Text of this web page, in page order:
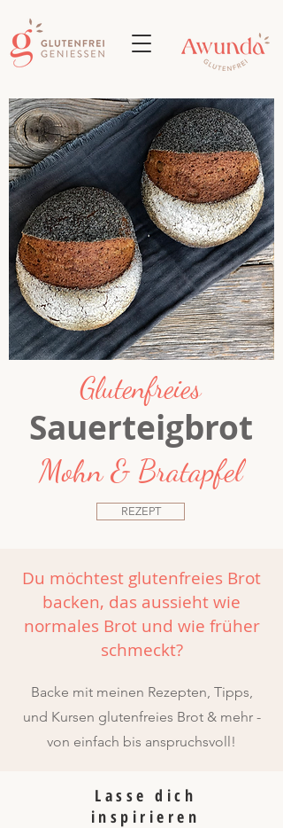
Glutenfreies
Sauerteigbrot
Mohn & Bratapfel
REZEPT
Du möchtest glutenfreies Brot
backen, das aussieht wie
normales Brot und wie früher
schmeckt?
Backe mit meinen Rezepten, Tipps,
und Kursen glutenfreies Brot & mehr -
von einfach bis anspruchsvoll!
Lasse dich
inspirieren